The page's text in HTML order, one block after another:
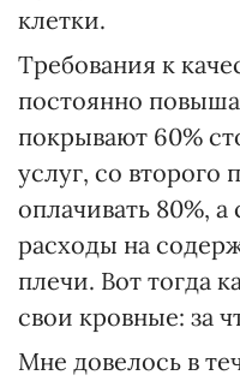
клетки.
Требования к
постоянно
покрывают 60%
услуг, со второго
оплачивать 80%, а
расходы на
плечи. Вот тогда
свои кровные: за
Мне довелось в